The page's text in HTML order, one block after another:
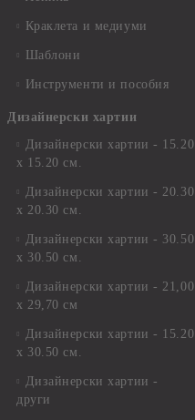
Краклета и медиуми
Шаблони
Инструменти и пособия
Дизайнерски хартии
Дизайнерски хартии - 15.20
х 15.20 см.
Дизайнерски хартии - 20.30
х 20.30 см.
Дизайнерски хартии - 30.50
х 30.50 см.
Дизайнерски хартии - 21,00
х 29,70 см
Дизайнерски хартии - 15.20
x 30.50 см.
Дизайнерски хартии -
други